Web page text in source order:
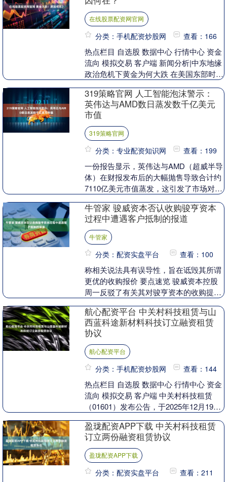
在线股票配资网官网
分类：手机配资炒股网 查看：166
热点栏目 自选股 数据中心 行情中心 资金
流向 模拟交易 客户端 新闻分析|中东地缘
政治危机下黄金为何大跌 在美国东部时间
价....
319策略官网 人工智能泡沫警示：
英伟达与AMD数日蒸发数千亿美元
市值
319策略官网
分类：专业配资知识网 查看：199
一份报告显示，英伟达与AMD（超威半导
体）在财报发布后的大幅抛售导致合计约
7110亿美元市值蒸发，这引发了市场对投
面的质疑，....
牛管家 骏威资本否认收购骏亨资本
过程中遭遇客户抵制的报道
牛管家
分类：配资实盘平台 查看：100
称相关说法具有误导性，旨在诋毁其所谓
更优的收购报价 要点速览 骏威资本控股
周一反驳了有关其对骏亨资本的收购提议
有误导性，是为....
航心配资平台 中关村科技租赁与山
西蓝科途新材料科技订立融资租赁
协议
航心配资平台
分类：手机配资炒股网 查看：144
热点栏目 自选股 数据中心 行情中心 资金
流向 模拟交易 客户端 中关村科技租赁
（01601）发布公告，于2025年12月19
盈珑配资APP下载 中关村科技租赁
订立两份融资租赁协议
盈珑配资APP下载
分类：配资实盘平台 查看：211